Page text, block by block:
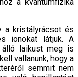
a kristályrácsot és
ionokat látjuk. A
álló laikust meg is
vallanunk, hogy a
semmit nem